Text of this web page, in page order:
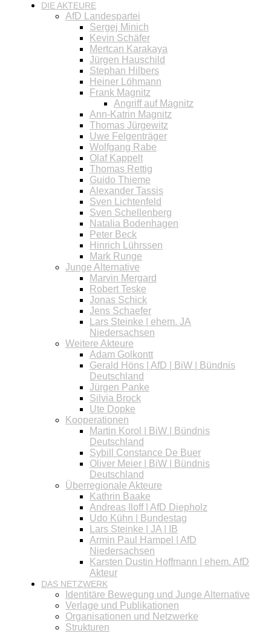
DIE AKTEURE
AfD Landespartei
Sergej Minich
Kevin Schäfer
Mertcan Karakaya
Jürgen Hauschild
Stephan Hilbers
Heiner Löhmann
Frank Magnitz
Angriff auf Magnitz
Ann-Katrin Magnitz
Thomas Jürgewitz
Uwe Felgenträger
Wolfgang Rabe
Olaf Kappelt
Thomas Rettig
Guido Thieme
Alexander Tassis
Sven Lichtenfeld
Sven Schellenberg
Natalia Bodenhagen
Peter Beck
Hinrich Lührssen
Mark Runge
Junge Alternative
Marvin Mergard
Robert Teske
Jonas Schick
Jens Schaefer
Lars Steinke | ehem. JA
Niedersachsen
Weitere Akteure
Adam Golkontt
Gerald Höns | AfD | BiW | Bündnis
Deutschland
Jürgen Panke
Silvia Brock
Ute Dopke
Kooperationen
Martin Korol | BiW | Bündnis
Deutschland
Sybill Constance De Buer
Oliver Meier | BiW | Bündnis
Deutschland
Überregionale Akteure
Kathrin Baake
Andreas Iloff | AfD Diepholz
Udo Kühn | Bundestag
Lars Steinke | JA | IB
Armin Paul Hampel | AfD
Niedersachsen
Karsten Dustin Hoffmann | ehem. AfD
Akteur
DAS NETZWERK
Identitäre Bewegung und Junge Alternative
Verlage und Publikationen
Organisationen und Netzwerke
Strukturen